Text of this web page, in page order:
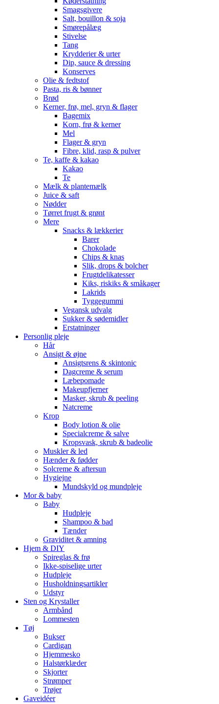
Smagsgivere
Salt, bouillon & soja
Smørepålæg
Stivelse
Tang
Krydderier & urter
Dip, sauce & dressing
Konserves
Olie & fedtstof
Pasta, ris & bønner
Brød
Kerner, frø, mel, gryn & flager
Bagemix
Korn, frø & kerner
Mel
Flager & gryn
Fibre, klid, rasp & pulver
Te, kaffe & kakao
Kakao
Te
Mælk & plantemælk
Juice & saft
Nødder
Tørret frugt & grønt
Mere
Snacks & lækkerier
Barer
Chokolade
Chips & knas
Slik, drops & bolcher
Frugtdelikatesser
Kiks, riskiks & småkager
Lakrids
Tyggegummi
Vegansk udvalg
Sukker & sødemidler
Erstatninger
Personlig pleje
Hår
Ansigt & øjne
Ansigtsrens & skintonic
Dagcreme & serum
Læbepomade
Makeupfjerner
Masker, skrub & peeling
Natcreme
Krop
Body lotion & olie
Specialcreme & salve
Kropsvask, skrub & badeolie
Muskler & led
Hænder & fødder
Solcreme & aftersun
Hygiejne
Mundskyld og mundpleje
Mor & baby
Baby
Hudpleje
Shampoo & bad
Tænder
Graviditet & amning
Hjem & DIY
Spireglas & frø
Ikke-spiselige urter
Hudpleje
Husholdningsartikler
Udstyr
Sten og Krystaller
Armbånd
Lommesten
Tøj
Bukser
Cardigan
Hjemmesko
Halstørklæder
Skjorter
Strømper
Trøjer
Gaveidéer